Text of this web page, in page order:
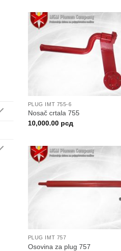
PLUG IMT 755-6
Nosač crtala 755
10,000.00 рсд
PLUG IMT 757
Osovina za plug 757